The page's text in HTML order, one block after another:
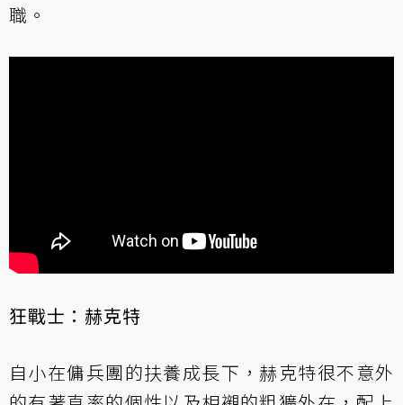
職。
狂戰士：赫克特
自小在傭兵團的扶養成長下，赫克特很不意外